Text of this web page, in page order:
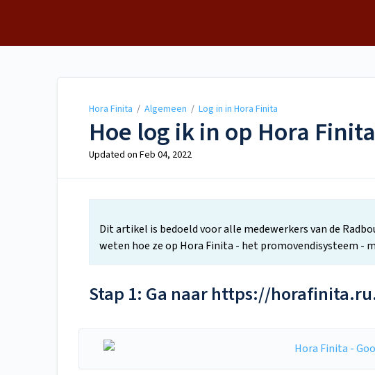
Hora Finita / Algemeen / Log in in Hora Finita
Hoe log ik in op Hora
Updated on Feb 04, 2022
Dit artikel is bedoeld voor alle medewerkers van de
weten hoe ze op Hora Finita - het promovendisysteem -
Stap 1: Ga naar https://